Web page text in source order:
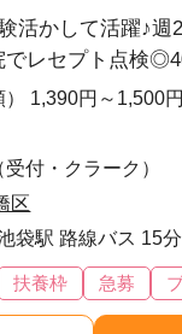
活かして活躍♪週
でレセプト点検
） 1,390円～1,500円
付・クラーク）
区
袋駅 路線バス 15分
扶養枠 急募